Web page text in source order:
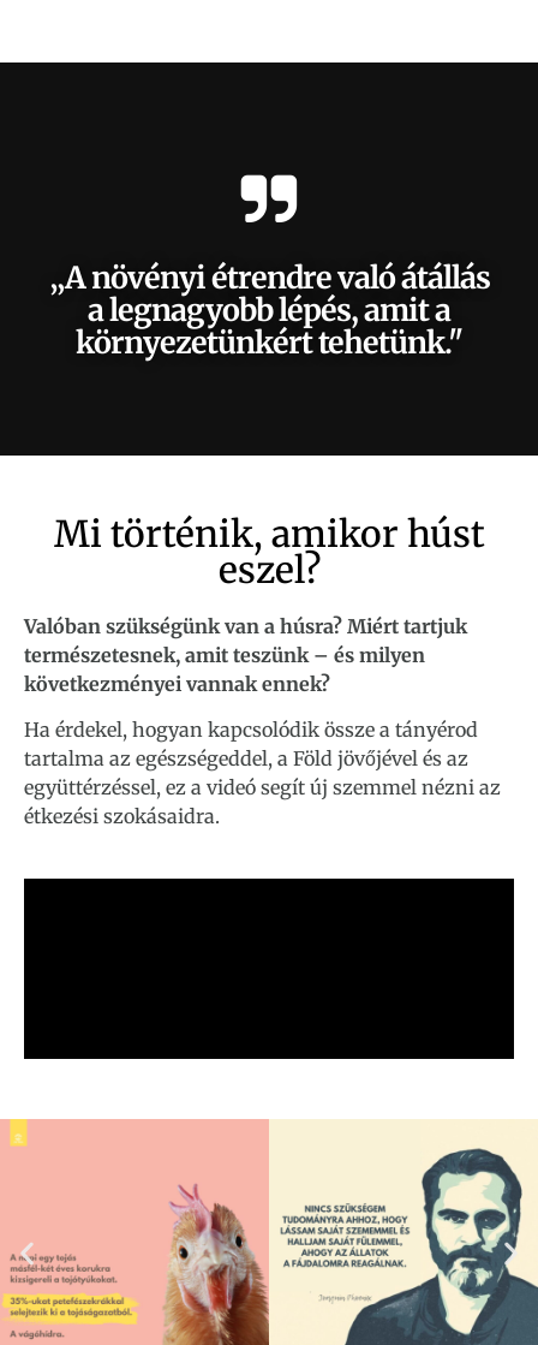
„A növényi étrendre való átállás
a legnagyobb lépés, amit a
környezetünkért tehetünk."
Mi történik, amikor húst
eszel?
Valóban szükségünk van a húsra? Miért tartjuk
természetesnek, amit teszünk – és milyen
következményei vannak ennek?
Ha érdekel, hogyan kapcsolódik össze a tányérod
tartalma az egészségeddel, a Föld jövőjével és az
együttérzéssel, ez a videó segít új szemmel nézni az
étkezési szokásaidra.